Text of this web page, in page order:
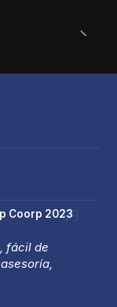
Coorp 2023
fácil de